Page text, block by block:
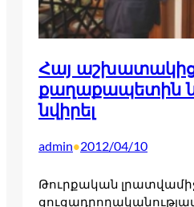
Հայ
քաղաքապետին
նվիրել
admin•2012/04/10
Թուրքական